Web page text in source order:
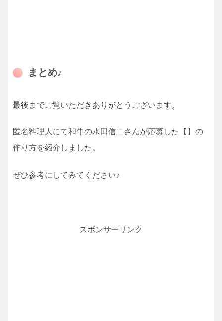
まとめ♪
最後までご覧いただきありがとうございます。
匿名料理人にて和牛の水田信二さんが応募した【】の
作り方を紹介しました。
ぜひ参考にしてみてください♪
スポンサーリンク